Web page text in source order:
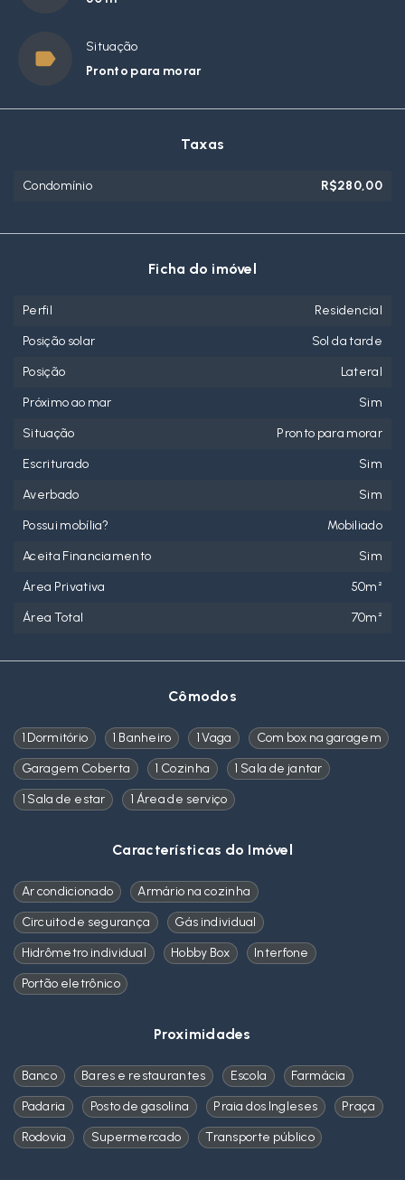
Situação
Pronto para morar
Cômodos
1 Dormitório 1 Banheiro 1 Vaga
Com box na garagem
Garagem Coberta
1 Cozinha
1 Sala de jantar
1 Sala de estar
1 Área de serviço
Características do Imóvel
Ar condicionado
Armário na cozinha
Circuito de segurança
Gás individual
Hidrômetro individual
Hobby Box
Interfone
Portão eletrônico
Proximidades
Banco Bares e restaurantes Escola
Farmácia
Padaria
Posto de gasolina Praia dos Ingleses
Praça
Rodovia
Supermercado Transporte público
Taxas
Condomínio R$280,00
Ficha do imóvel
Perfil
Residencial
Posição solar
Sol da tarde
Posição
Lateral
Próximo ao mar
Sim
Situação
Pronto para morar
Escriturado
Sim
Averbado
Sim
Possui mobília?
Mobiliado
Aceita Financiamento
Sim
Área Privativa
50m²
Área Total
70m²